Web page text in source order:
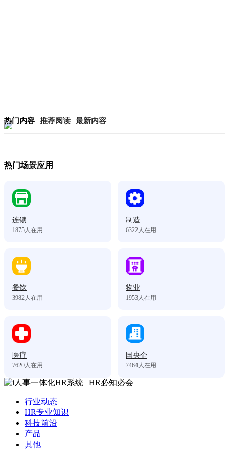
热门内容 推荐阅读 最新内容
热门场景应用
连锁
1875 人在用
制造
6322 人在用
餐饮
3982 人在用
物业
1953 人在用
医疗
7620 人在用
国央企
7464 人在用
行业动态
HR专业知识
科技前沿
产品
其他